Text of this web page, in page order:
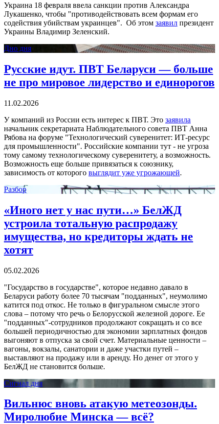
Украина 18 февраля ввела санкции против Александра
Лукашенко, чтобы "противодействовать всем формам его
содействия убийствам украинцев". Об этом заявил президент
Украины Владимир Зеленский.
Дно дня
Русские идут. ПВТ Беларуси — больше
не про мировое лидерство и единорогов
11.02.2026
У компаний из России есть интерес к ПВТ. Это заявила
начальник секретариата Наблюдательного совета ПВТ Анна
Рябова на форуме "Технологический суверенитет: ИТ-ресурс
для промышленности". Российские компании тут - не угроза
тому самому технологическому суверенитету, а возможность.
Возможность еще больше привязаться к союзнику,
зависимость от которого выглядит уже угрожающей.
Разбор
«Иного нет у нас пути…» БелЖД
устроила тотальную распродажу
имущества, но кредиторы ждать не
хотят
05.02.2026
"Государство в государстве", которое недавно давало в
Беларуси работу более 70 тысячам "подданных", неумолимо
катится под откос. Не только в фигуральном смысле этого
слова – потому что речь о Белорусской железной дороге. Ее
"подданных"-сотрудников продолжают сокращать и со все
большей периодичностью для экономии зарплатных фондов
выгоняют в отпуска за свой счет. Материальные ценности –
вагоны, вокзалы, санатории и даже участки путей –
выставляют на продажу или в аренду. Но денег от этого у
БелЖД не становится больше.
Сигнал дня
Вильнюс вновь атакую метеозонды.
Миролюбие Минска — всё?